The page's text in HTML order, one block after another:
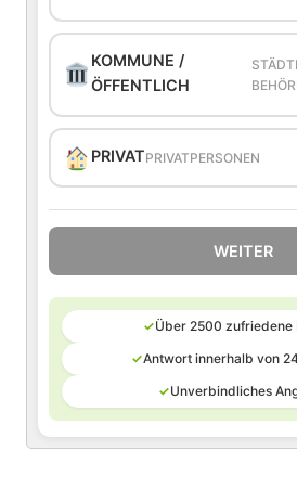
KOMMUNE /
ÖFFENTLICH
PRIVATPRIVATPERSONEN
WEITER
✓Über 2500 zufriedene
✓Antwort innerhalb von
✓Unverbindliches